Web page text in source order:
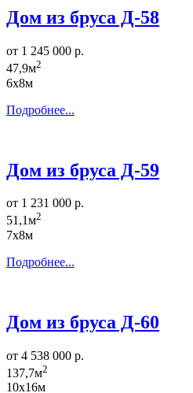
Дом из бруса Д-58
от 1 245 000 р.
47,9м2
6х8м
Подробнее...
Дом из бруса Д-59
от 1 231 000 р.
51,1м2
7х8м
Подробнее...
Дом из бруса Д-60
от 4 538 000 р.
137,7м2
10х16м